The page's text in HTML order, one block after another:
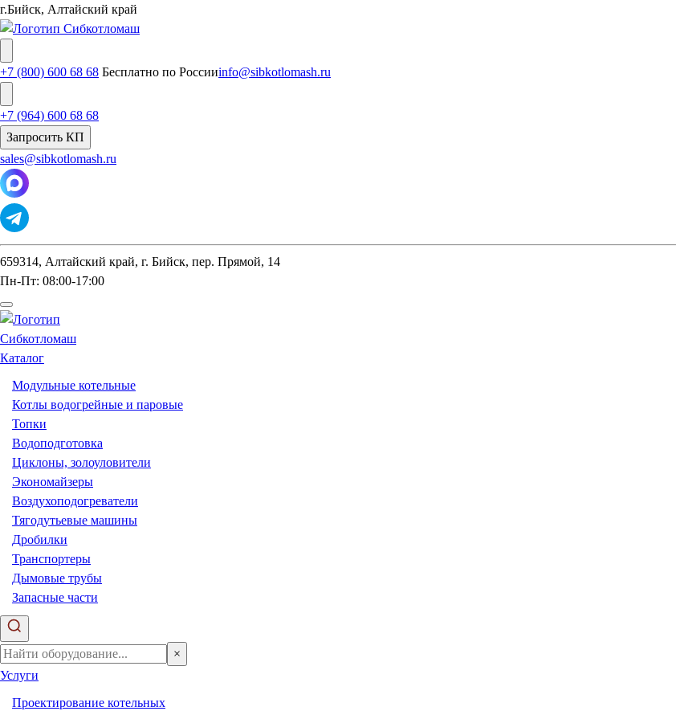
г.Бийск, Алтайский край
+7 (800) 600 68 68 Бесплатно по Россииinfo@sibkotlomash.ru
+7 (964) 600 68 68
Запросить КП
sales@sibkotlomash.ru
659314, Алтайский край, г. Бийск, пер. Прямой, 14
Пн-Пт: 08:00-17:00
Каталог
Модульные котельные
Котлы водогрейные и паровые
Топки
Водоподготовка
Циклоны, золоуловители
Экономайзеры
Воздухоподогреватели
Тягодутьевые машины
Дробилки
Транспортеры
Дымовые трубы
Запасные части
×
Услуги
Проектирование котельных